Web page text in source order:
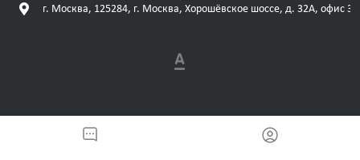
г. Москва, 125284, г. Москва, Хорошёвское шоссе, д. 32А, офис
© 2026 Breeon, Все права защищены